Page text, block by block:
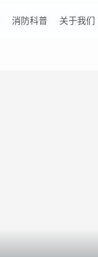
消防科普 关于我们